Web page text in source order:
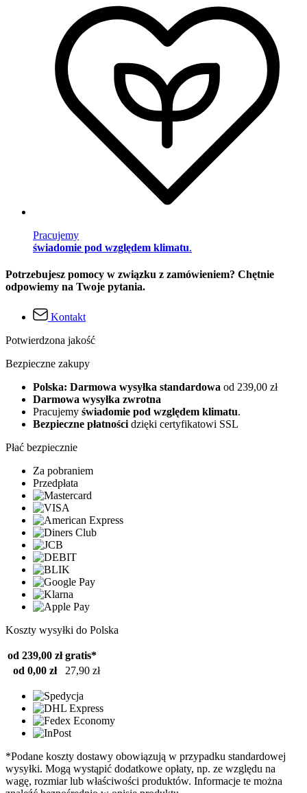
Pracujemy
świadomie pod względem klimatu.
Potrzebujesz pomocy w związku z zamówieniem? Chętnie
odpowiemy na Twoje pytania.
Kontakt
Potwierdzona jakość
Bezpieczne zakupy
Polska: Darmowa wysyłka standardowa od 239,00 zł
Darmowa wysyłka zwrotna
Pracujemy świadomie pod względem klimatu.
Bezpieczne płatności dzięki certyfikatowi SSL
Płać bezpiecznie
Za pobraniem
Przedpłata
Koszty wysyłki do Polska
od 239,00 zł gratis*
od 0,00 zł
27,90 zł
*Podane koszty dostawy obowiązują w przypadku standardowej
wysyłki. Mogą wystąpić dodatkowe opłaty, np. ze względu na
wagę, rozmiar lub właściwości produktów. Informacje te można